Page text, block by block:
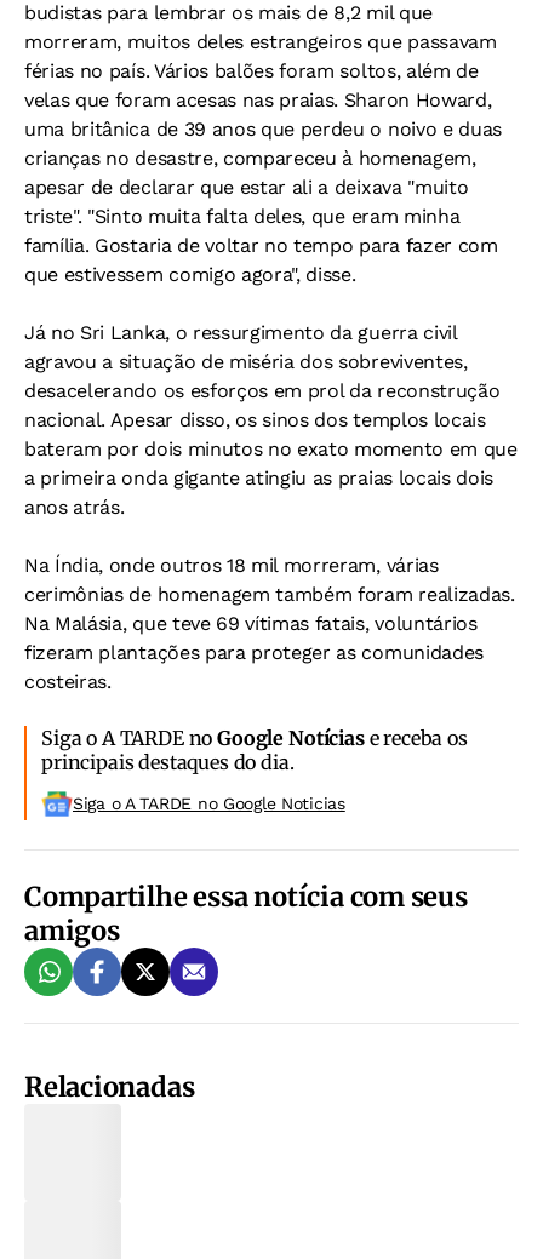
budistas para lembrar os mais de 8,2 mil que
morreram, muitos deles estrangeiros que passavam
férias no país. Vários balões foram soltos, além de
velas que foram acesas nas praias. Sharon Howard,
uma britânica de 39 anos que perdeu o noivo e duas
crianças no desastre, compareceu à homenagem,
apesar de declarar que estar ali a deixava "muito
triste". "Sinto muita falta deles, que eram minha
família. Gostaria de voltar no tempo para fazer com
que estivessem comigo agora", disse.
Já no Sri Lanka, o ressurgimento da guerra civil
agravou a situação de miséria dos sobreviventes,
desacelerando os esforços em prol da reconstrução
nacional. Apesar disso, os sinos dos templos locais
bateram por dois minutos no exato momento em que
a primeira onda gigante atingiu as praias locais dois
anos atrás.
Na Índia, onde outros 18 mil morreram, várias
cerimônias de homenagem também foram realizadas.
Na Malásia, que teve 69 vítimas fatais, voluntários
fizeram plantações para proteger as comunidades
costeiras.
Siga o A TARDE noGoogle Notíciase receba os
principais destaques do dia.
Siga o A TARDE no Google Noticias
Compartilhe essa notícia com seus
amigos
Relacionadas